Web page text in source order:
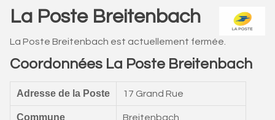
La Poste Breitenbach
La Poste Breitenbach est actuellement fermée.
Coordonnées La Poste Breitenbach
Adresse de la Poste 17 Grand Rue
Commune Breitenbach